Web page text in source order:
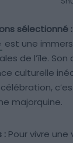
sélectionné :
est une
de l’île.
culturelle
majorquine.
: Pour vivre